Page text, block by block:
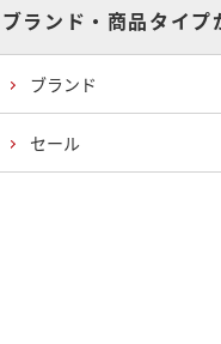
ブランド・商品タイプ
ブランド
セール